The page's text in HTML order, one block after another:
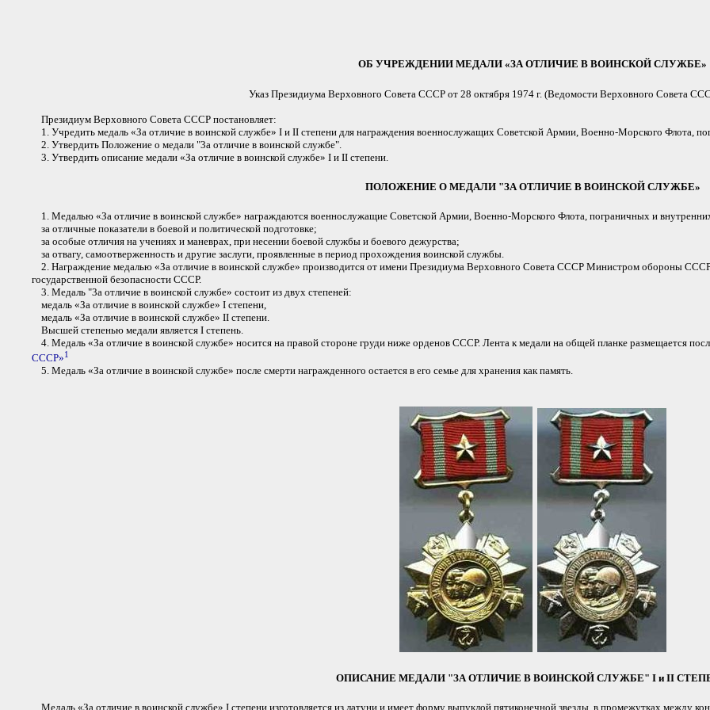
ОБ УЧРЕЖДЕНИИ МЕДАЛИ «ЗА ОТЛИЧИЕ В ВОИНСКОЙ СЛУЖБЕ»
Указ Президиума Верховного Совета СССР от 28 октября 1974 г. (Ведомости Верховного Совета
Президиум Верховного Совета СССР постановляет:
1. Учредить медаль «За отличие в воинской службе» I и II степени для награждения военнослужащих Советской Армии, Военно-Морского Флота,
2. Утвердить Положение о медали "3а отличие в воинской службе".
3. Утвердить описание медали «За отличие в воинской службе» I и II степени.
ПОЛОЖЕНИЕ О МЕДАЛИ "ЗА ОТЛИЧИЕ В ВОИНСКОЙ СЛУЖБЕ»
1. Медалью «За отличие в воинской службе» награждаются военнослужащие Советской Армии, Военно-Морского Флота, пограничных и
за отличные показатели в боевой и политической подготовке;
за особые отличия на учениях и маневрах, при несении боевой службы и боевого дежурства;
за отвагу, самоотверженность и другие заслуги, проявленные в период прохождения воинской службы.
2. Награждение медалью «За отличие в воинской службе» производится от имени Президиума Верховного Совета СССР Министром обороны
государственной безопасности СССР.
3. Медаль "3а отличие в воинской службе» состоит из двух степеней:
медаль «За отличие в воинской службе» I степени,
медаль «За отличие в воинской службе» II степени.
Высшей степенью медали является I степень.
4. Медаль «За отличие в воинской службе» носится на правой стороне груди ниже орденов СССР. Лента к медали на общей планке размещается
СССР»1
5. Медаль «За отличие в воинской службе» после смерти награжденного остается в его семье для хранения как память.
ОПИСАНИЕ МЕДАЛИ "ЗА ОТЛИЧИЕ В ВОИНСКОЙ СЛУЖБЕ" I и II
Медаль «За отличие в воинской службе» I степени изготовляется из латуни и имеет форму выпуклой пятиконечной звезды, в промежутках между